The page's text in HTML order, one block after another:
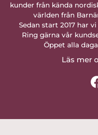
kunder från kända
världen från
Sedan start 2017 har
Ring gärna vår
Öppet alla
Läs mer